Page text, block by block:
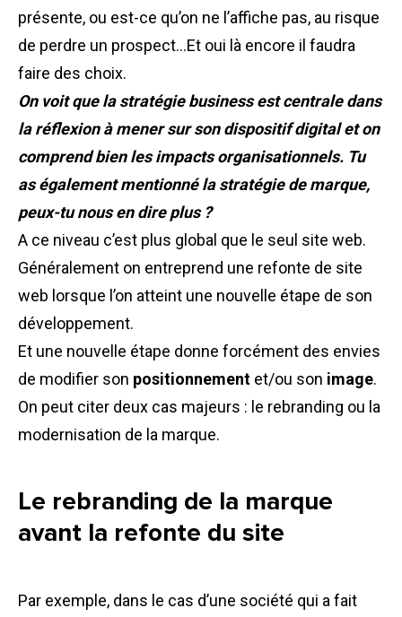
présente, ou est-ce qu’on ne l’affiche pas, au risque
de perdre un prospect…Et oui là encore il faudra
faire des choix.
On voit que la stratégie business est centrale dans
la réflexion à mener sur son dispositif digital et on
comprend bien les impacts organisationnels. Tu
as également mentionné la stratégie de marque,
peux-tu nous en dire plus ?
A ce niveau c’est plus global que le seul site web.
Généralement on entreprend une refonte de site
web lorsque l’on atteint une nouvelle étape de son
développement.
Et une nouvelle étape donne forcément des envies
de modifier son positionnement et/ou son image.
On peut citer deux cas majeurs : le rebranding ou la
modernisation de la marque.
Le rebranding de la marque
avant la refonte du site
Par exemple, dans le cas d’une société qui a fait